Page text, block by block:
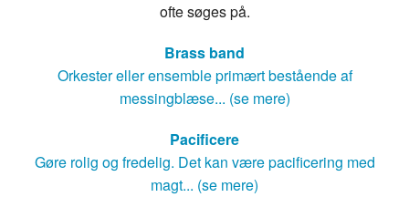
ofte søges på.
Brass band
Orkester eller ensemble primært bestående af
messingblæse... (se mere)
Pacificere
Gøre rolig og fredelig. Det kan være pacificering med
magt... (se mere)